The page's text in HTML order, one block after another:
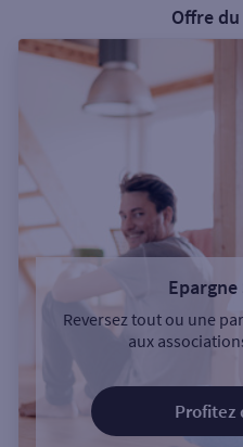
Offre
Reversez tout ou une
aux
Profitez